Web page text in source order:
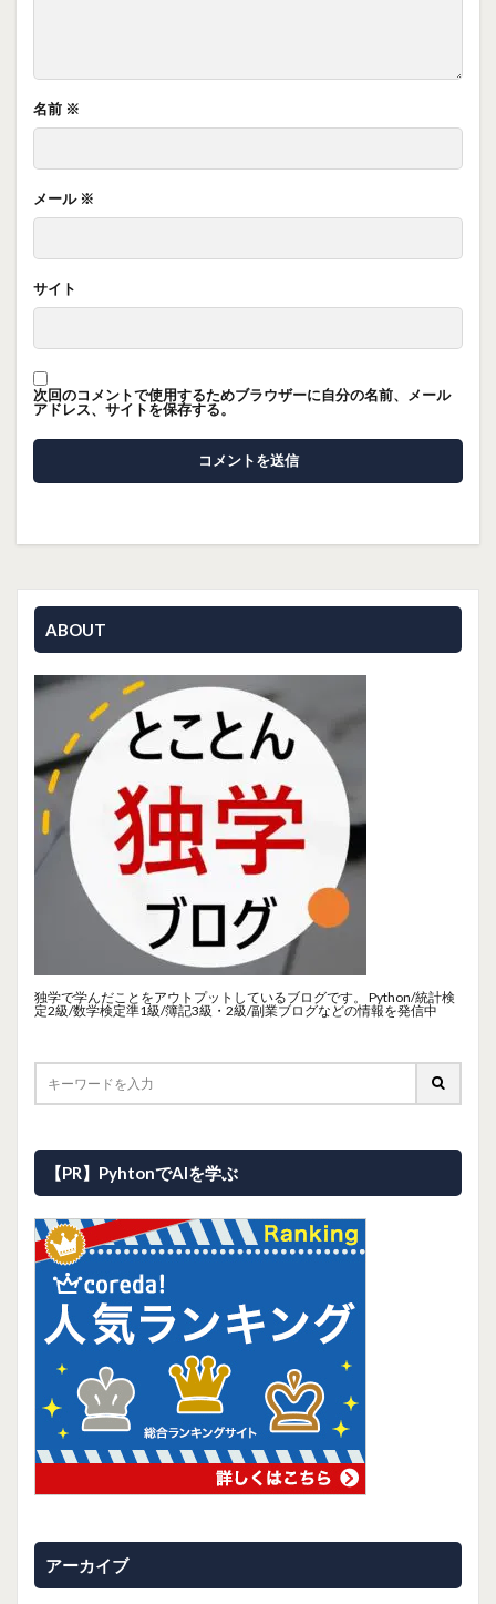
名前 ※
メール ※
サイト
次回のコメントで使用するためブラウザーに自分の名前、メール
アドレス、サイトを保存する。
ABOUT
独学で学んだことをアウトプットしているブログです。 Python/統計検
定2級/数学検定準1級/簿記3級・2級/副業ブログなどの情報を発信中
【PR】PyhtonでAIを学ぶ
アーカイブ